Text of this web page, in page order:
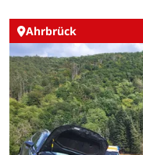
Ahrbrück